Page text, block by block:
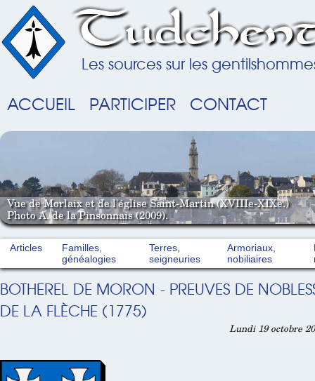
Les sources sur les
ACCUEIL PARTICIPER CONTACT
Vue de Morlaix et de l'église Saint-Martin (XVIIIe-XIXe.)
Photo A. de la Pinsonnais (2009).
Articles
Familles,
généalogies
Terres,
seigneuries
Armoriaux,
nobiliaires
BOTHEREL DE MORON - PREUVES DE
DE LA FLÈCHE (1775)
Lundi 19 octobre